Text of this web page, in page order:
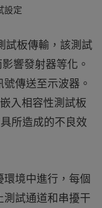
設定
試板傳輸，該測試
響發射器等化。
傳送至示波器。
入相容性測試板
所造成的不良效
境中進行，每個
試通道和串擾干